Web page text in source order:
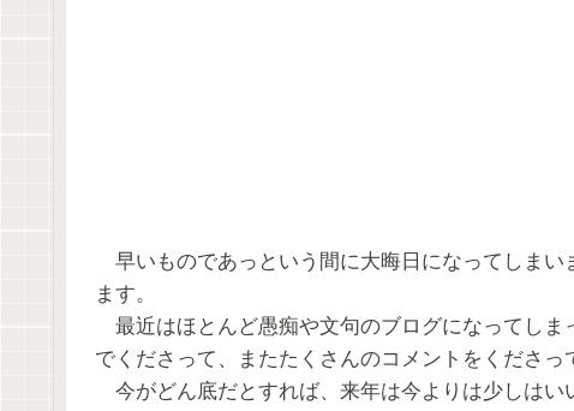
早いものであっという間に大晦日になってしまい
ます。
最近はほとんど愚痴や文句のブログになってしま
でくださって、またたくさんのコメントをくださっ
今がどん底だとすれば、来年は今よりは少しはい